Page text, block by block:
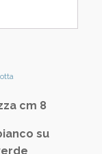
cm 8
su